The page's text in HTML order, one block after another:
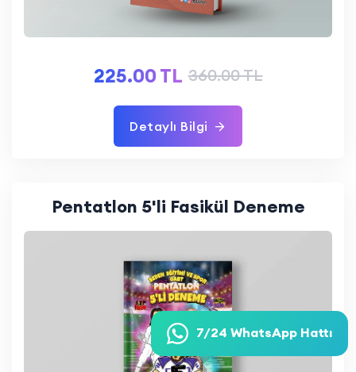
225.00 TL 360.00 TL
Detaylı Bilgi
Pentatlon 5'li Fasikül Deneme
7/24 WhatsApp Hattı